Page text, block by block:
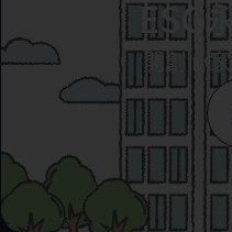
ESG
開創心